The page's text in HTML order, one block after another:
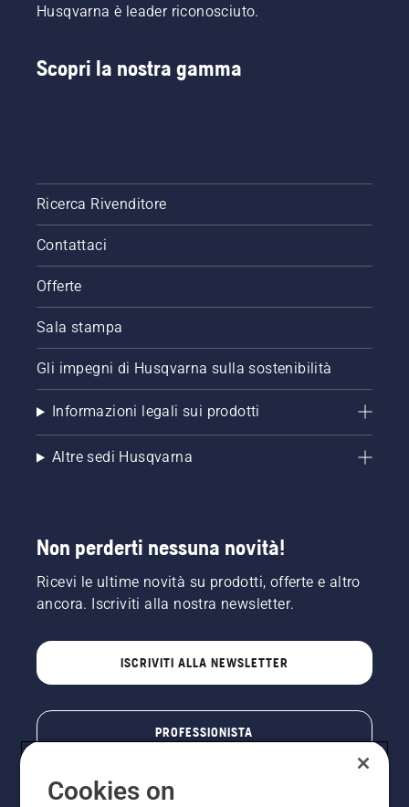
Husqvarna è leader riconosciuto.
Scopri la nostra gamma
Ricerca Rivenditore
Contattaci
Offerte
Sala stampa
Gli impegni di Husqvarna sulla sostenibilità
Informazioni legali sui prodotti
Altre sedi Husqvarna
Non perderti nessuna novità!
Ricevi le ultime novità su prodotti, offerte e altro
ancora. Iscriviti alla nostra newsletter.
ISCRIVITI ALLA NEWSLETTER
PROFESSIONISTA
Cookies on